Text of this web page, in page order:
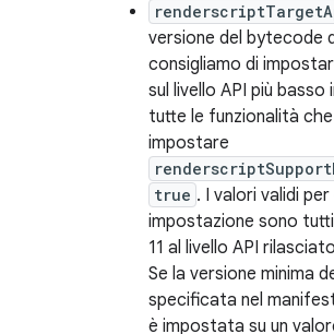
versione del bytecode
consigliamo di
sul livello API più
tutte le funzionalità
impostare
true . I valori validi
impostazione sono
11 al livello API
Se la versione minima
specificata nel
è impostata su un